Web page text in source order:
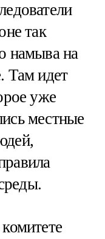
так
намыва на
Там идет
уже
местные